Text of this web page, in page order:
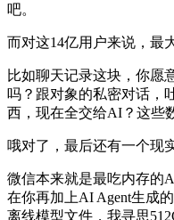
吧。
而对这14亿用户来说，最
比如聊天记录这块，你愿
吗？跟对象的私密对话，
西，现在全交给AI？这些
哦对了，最后还有一个现
微信本来就是最吃内存的
在你再加上AI Agent生成
离线模型文件，我寻思